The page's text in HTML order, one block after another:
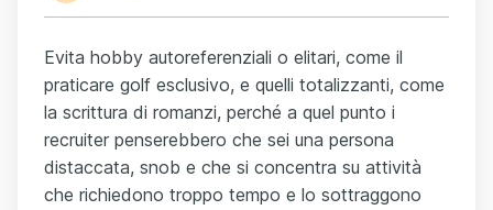
Evita hobby autoreferenziali o elitari, come il
praticare golf esclusivo, e quelli totalizzanti, come
la scrittura di romanzi, perché a quel punto i
recruiter penserebbero che sei una persona
distaccata, snob e che si concentra su attività
che richiedono troppo tempo e lo sottraggono